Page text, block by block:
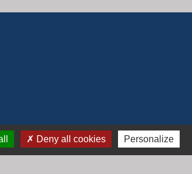
Deny all cookies Personalize